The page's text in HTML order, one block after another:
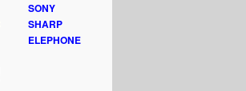
SONY
SHARP
ELEPHONE